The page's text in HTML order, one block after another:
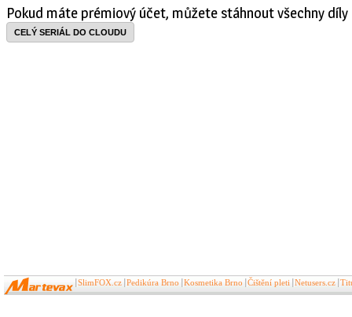
Pokud máte prémiový účet, můžete stáhnout všechny díly
CELÝ SERIÁL DO CLOUDU
SlimFOX.cz Pedikúra Brno Kosmetika Brno Čištění pleti Netusers.cz